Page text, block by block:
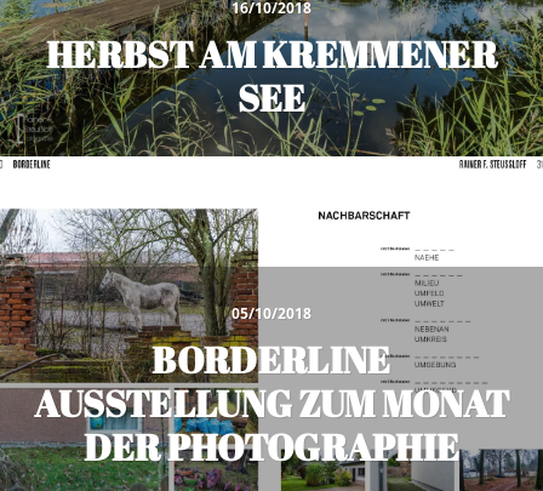
16/10/2018
HERBST AM KREMMENER
SEE
05/10/2018
BORDERLINE
AUSSTELLUNG ZUM MONAT
DER PHOTOGRAPHIE